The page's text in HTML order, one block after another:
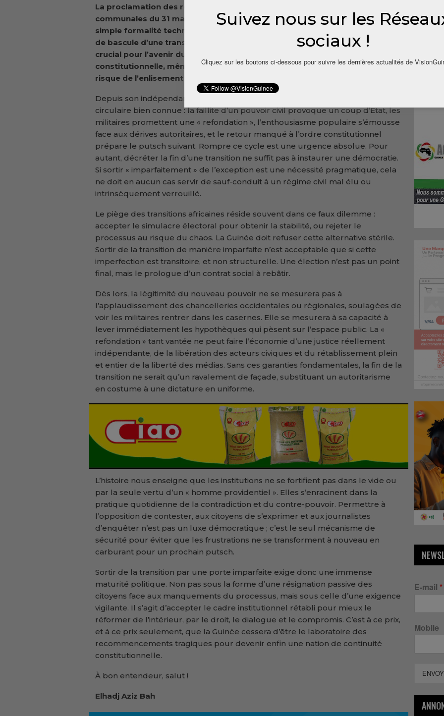
La proclamation des résultats définitifs des élections législatives et
communales du 31 mai dernier en Guinée ne saurait être réduite à une
simple formalité technique ou à un verdict comptable. Elle marque le point
de bascule d’une transition prolongée et, surtout, le début d’un arbitrage
crucial pour l’avenir du pays : faut-il embrasser une normalité
constitutionnelle, même bancale, ou s’obstiner dans l’exception militaire au
risque de l’enlisement ?
Depuis son indépendance en 1958, la Guinée est prisonnière d’une trajectoire
circulaire bien connue : la faillite d’un pouvoir civil provoque un coup d’État, les
militaires promettent une « refondation », l’enthousiasme populaire s’émousse
face aux dérives autoritaires, et le retour manqué à l’ordre constitutionnel
prépare le putsch suivant. Rompre ce cycle est une urgence absolue. Pour
autant, décréter la fin d’une transition ne suffit pas à instaurer une démocratie.
Si sortir « imparfaitement » de l’exception est une nécessité pragmatique, cela
ne doit en aucun cas servir de sauf-conduit à un régime civil mal élu ou
intrinsèquement verrouillé.
Le piège des transitions africaines réside souvent dans ce faux dilemme :
accepter le simulacre électoral pour obtenir la stabilité, ou rejeter le
processus au risque du chaos. La Guinée doit refuser cette alternative stérile.
Sortir de la transition de manière imparfaite n’est acceptable que si cette
imperfection est transitoire, et non structurelle. Une élection n’est pas un point
final, mais le prologue d’un contrat social à rebâtir.
Dès lors, la légitimité du nouveau pouvoir ne se mesurera pas à
l’applaudissement des chancelleries occidentales ou régionales, soulagées de
voir les militaires rentrer dans les casernes. Elle se mesurera à sa capacité à
lever immédiatement les hypothèques qui pèsent sur l’espace public. La «
refondation » tant vantée ne peut faire l’économie d’une justice réellement
indépendante, de la libération des acteurs civiques et du rétablissement plein
et entier de la liberté des médias. Sans ces garanties fondamentales, la fin de la
transition ne serait qu’un ravalement de façade, substituant un autoritarisme
en costume à une dictature en uniforme.
L’histoire nous enseigne que les institutions ne se fortifient pas dans le vide ou
par la seule vertu d’un « homme providentiel ». Elles s’enracinent dans la
pratique quotidienne de la contradiction et du contre-pouvoir. Permettre à
l’opposition de contester, aux citoyens de s’exprimer et aux journalistes
d’enquêter n’est pas un luxe démocratique ; c’est le seul mécanisme de
sécurité pour éviter que les frustrations ne se transforment à nouveau en
carburant pour un prochain putsch.
Sortir de la transition par une porte imparfaite exige donc une immense
maturité politique. Non pas sous la forme d’une résignation passive des
citoyens face aux manquements du processus, mais sous celle d’une exigence
vigilante. Il s’agit d’accepter le cadre institutionnel rétabli pour mieux le
réformer de l’intérieur, par le droit, le dialogue et le compromis. C’est à ce prix,
et à ce prix seulement, que la Guinée cessera d’être le laboratoire des
recommencements tragiques pour devenir enfin une nation de continuité
constitutionnelle.
À bon entendeur, salut !
Elhadj Aziz Bah
E-mail *
Mobile
Suivez nous sur les
sociaux !
Cliquez sur les boutons ci-dessous pour suivre les dernières actualités de